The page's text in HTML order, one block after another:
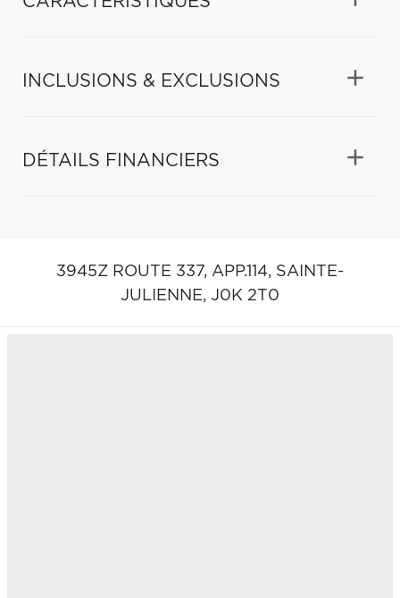
INCLUSIONS & EXCLUSIONS
DÉTAILS FINANCIERS
3945Z ROUTE 337, APP.114, SAINTE-
JULIENNE, J0K 2T0